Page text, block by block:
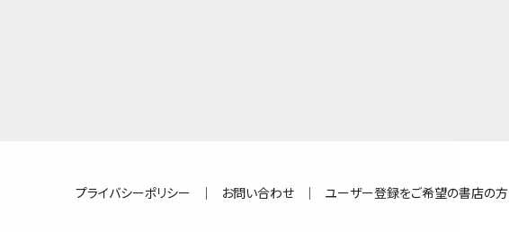
プライバシーポリシー ｜ お問い合わせ ｜ ユーザー登録をご希望の書店の方